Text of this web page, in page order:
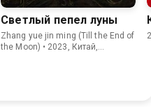
Светлый пепел луны
Zhang yue jin ming (Till the End of
the Moon) • 2023, Китай,